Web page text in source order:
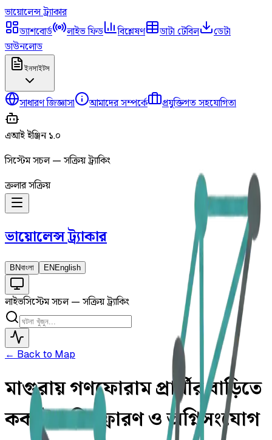
ভায়োলেন্সট্র্যাকার
ড্যাশবোর্ড
লাইভ ফিড বিশ্লেষণ ডাটা টেবিল
ডেটা
ডাউনলোড
ইনসাইটস
সাধারণ জিজ্ঞাসা আমাদের সম্পর্কে প্রযুক্তিগত সহযোগিতা
এআই ইঞ্জিন ১.০
সিস্টেম সচল — সক্রিয় ট্র্যাকিং
ক্রলার সক্রিয়
ভায়োলেন্সট্র্যাকার
BNবাংলা EN English
লাইভসিস্টেম সচল — সক্রিয় ট্র্যাকিং
← Back to Map
মাগুরায় গণফোরাম প্রার্থীর বাড়িতে
ককটেল বিস্ফোরণ ও অগ্নিসংযোগ